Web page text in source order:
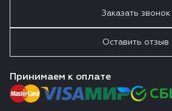
Заказать звонок
Оставить отзыв
Принимаем к оплате